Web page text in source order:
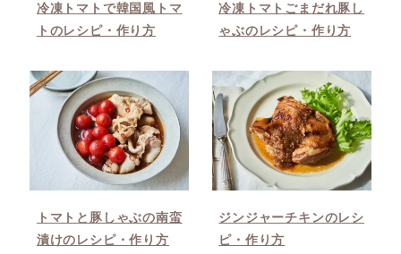
冷凍トマトで韓国風トマ
トのレシピ・作り方
冷凍トマトごまだれ豚し
ゃぶのレシピ・作り方
トマトと豚しゃぶの南蛮
漬けのレシピ・作り方
ジンジャーチキンのレシ
ピ・作り方